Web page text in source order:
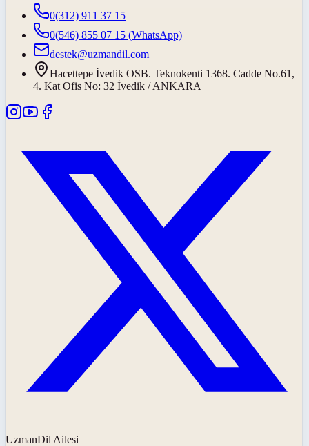
0(312) 911 37 15
0(546) 855 07 15 (WhatsApp)
destek@uzmandil.com
Hacettepe İvedik OSB. Teknokenti 1368. Cadde No.61,
4. Kat Ofis No: 32 İvedik / ANKARA
UzmanDil Ailesi